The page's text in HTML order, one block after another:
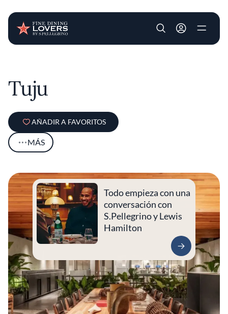
User account
Tuju
AÑADIR A FAVORITOS
MÁS
Todo empieza con una
conversación con
S.Pellegrino y Lewis
Hamilton